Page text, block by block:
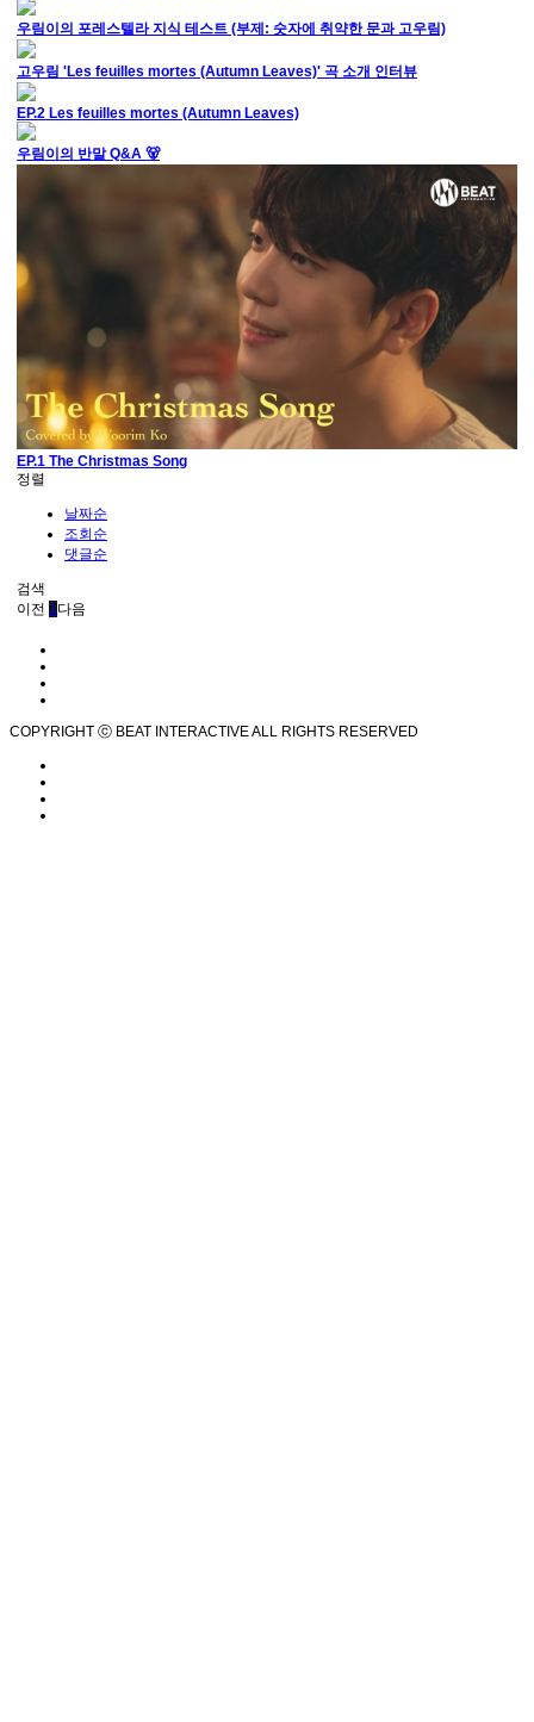
우림이의 포레스텔라 지식 테스트 (부제: 숫자에 취약한 문과 고우림)
고우림 'Les feuilles mortes (Autumn Leaves)' 곡 소개 인터뷰
EP.2 Les feuilles mortes (Autumn Leaves)
우림이의 반말 Q&A 🐻
EP.1 The Christmas Song
정렬
날짜순
조회순
댓글순
검색
이전 1다음
COPYRIGHT ⓒ BEAT INTERACTIVE ALL RIGHTS RESERVED